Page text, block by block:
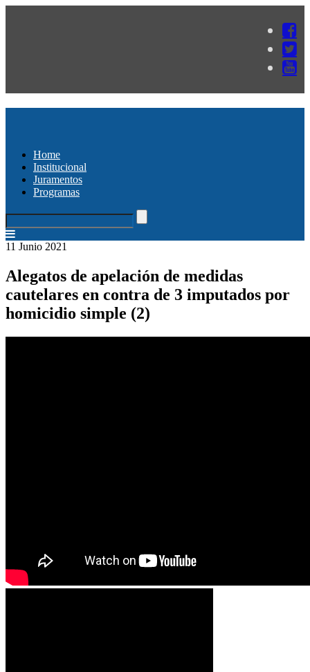
Home
Institucional
Juramentos
Programas
11 Junio 2021
Alegatos de apelación de medidas
cautelares en contra de 3 imputados por
homicidio simple (2)